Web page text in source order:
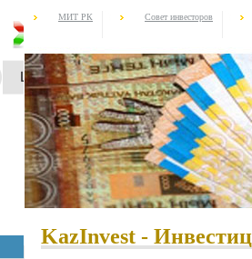
МИТ РК Совет инвесторов
KazInvest -